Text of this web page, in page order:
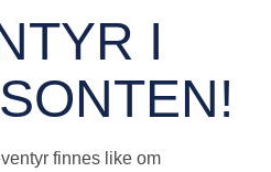
I
finnes like om